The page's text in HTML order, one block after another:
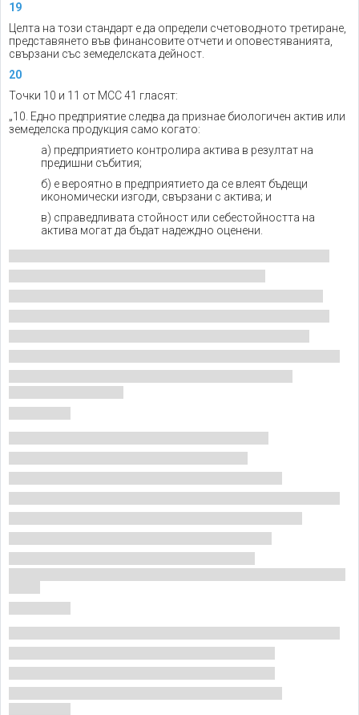
19
Целта на този стандарт е да определи счетоводното третиране,
представянето във финансовите отчети и оповестяванията,
свързани със земеделската дейност.
20
Точки 10 и 11 от МСС 41 гласят:
„10. Едно предприятие следва да признае биологичен актив или
земеделска продукция само когато:
a) предприятието контролира актива в резултат на
предишни събития;
б) е вероятно в предприятието да се влеят бъдещи
икономически изгоди, свързани с актива; и
в) справедливата стойност или себестойността на
актива могат да бъдат надеждно оценени.